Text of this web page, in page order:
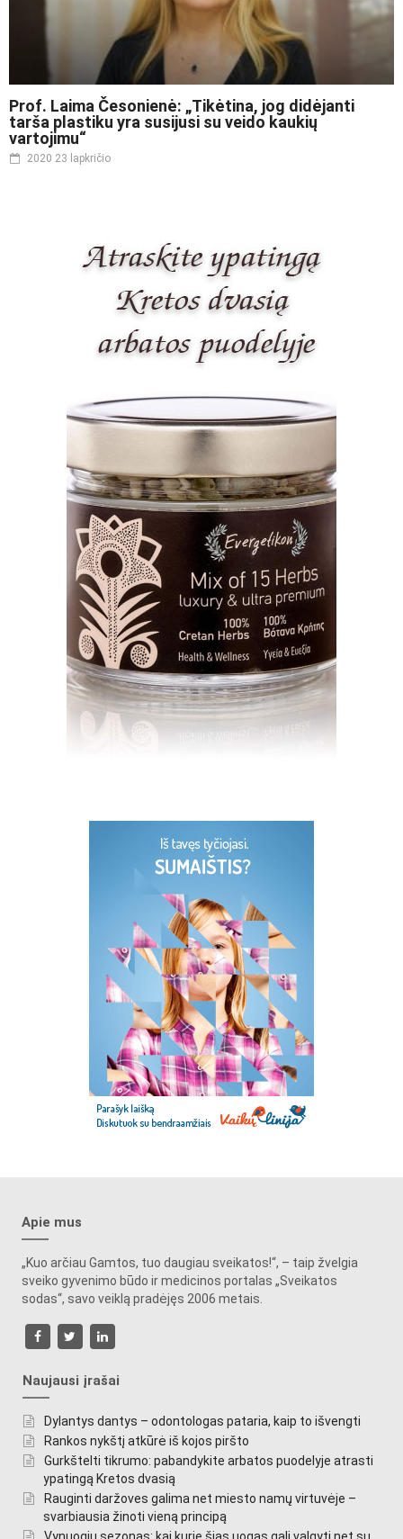
Prof. Laima Česonienė: „Tikėtina, jog didėjanti
tarša plastiku yra susijusi su veido kaukių
vartojimu“
2020 23 lapkričio
Apie mus
„Kuo arčiau Gamtos, tuo daugiau sveikatos!“, – taip žvelgia
sveiko gyvenimo būdo ir medicinos portalas „Sveikatos
sodas“, savo veiklą pradėjęs 2006 metais.
Naujausi įrašai
Dylantys dantys – odontologas pataria, kaip to išvengti
Rankos nykštį atkūrė iš kojos piršto
Gurkštelti tikrumo: pabandykite arbatos puodelyje atrasti
ypatingą Kretos dvasią
Rauginti daržoves galima net miesto namų virtuvėje –
svarbiausia žinoti vieną principą
Vynuogių sezonas: kai kurie šias uogas gali valgyti net su